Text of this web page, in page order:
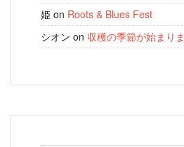
姫 on Roots & Blues Fest
シオン on 収穫の季節が始まり